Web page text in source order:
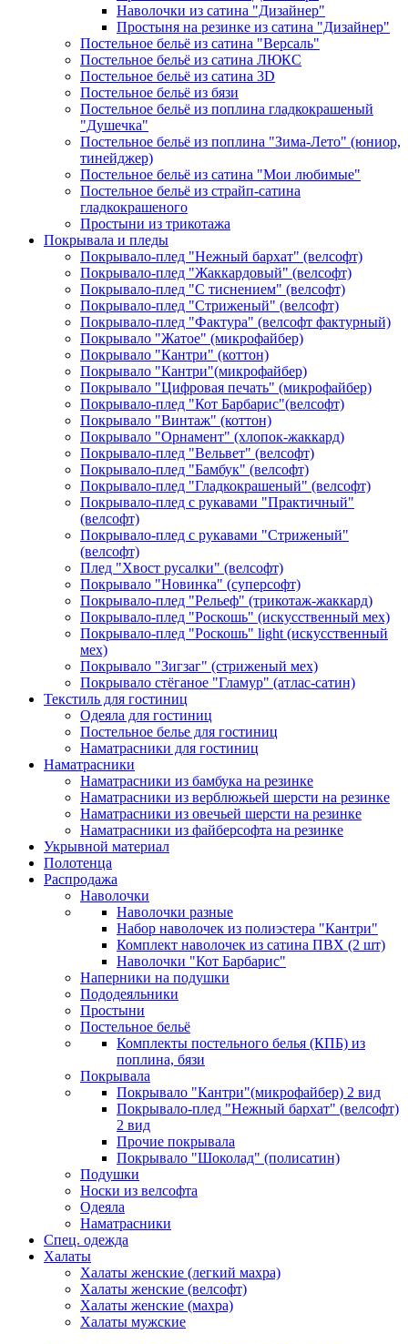
Наволочки из сатина "Дизайнер"
Простыня на резинке из сатина "Дизайнер"
Постельное бельё из сатина "Версаль"
Постельное бельё из сатина ЛЮКС
Постельное бельё из сатина 3D
Постельное бельё из бязи
Постельное бельё из поплина гладкокрашеный
"Душечка"
Постельное бельё из поплина "Зима-Лето" (юниор,
тинейджер)
Постельное бельё из сатина "Мои любимые"
Постельное бельё из страйп-сатина
гладкокрашеного
Простыни из трикотажа
Покрывала и пледы
Покрывало-плед "Нежный бархат" (велсофт)
Покрывало-плед "Жаккардовый" (велсофт)
Покрывало-плед "С тиснением" (велсофт)
Покрывало-плед "Стриженый" (велсофт)
Покрывало-плед "Фактура" (велсофт фактурный)
Покрывало "Жатое" (микрофайбер)
Покрывало "Кантри" (коттон)
Покрывало "Кантри"(микрофайбер)
Покрывало "Цифровая печать" (микрофайбер)
Покрывало-плед "Кот Барбарис"(велсофт)
Покрывало "Винтаж" (коттон)
Покрывало "Орнамент" (хлопок-жаккард)
Покрывало-плед "Вельвет" (велсофт)
Покрывало-плед "Бамбук" (велсофт)
Покрывало-плед "Гладкокрашеный" (велсофт)
Покрывало-плед с рукавами "Практичный"
(велсофт)
Покрывало-плед с рукавами "Стриженый"
(велсофт)
Плед "Хвост русалки" (велсофт)
Покрывало "Новинка" (суперсофт)
Покрывало-плед "Рельеф" (трикотаж-жаккард)
Покрывало-плед "Роскошь" (искусственный мех)
Покрывало-плед "Роскошь" light (искусственный
мех)
Покрывало "Зигзаг" (стриженый мех)
Покрывало стёганое "Гламур" (атлас-сатин)
Текстиль для гостиниц
Одеяла для гостиниц
Постельное белье для гостиниц
Наматрасники для гостиниц
Наматрасники
Наматрасники из бамбука на резинке
Наматрасники из верблюжьей шерсти на резинке
Наматрасники из овечьей шерсти на резинке
Наматрасники из файберсофта на резинке
Укрывной материал
Полотенца
Распродажа
Наволочки
Наволочки разные
Набор наволочек из полиэстера "Кантри"
Комплект наволочек из сатина ПВХ (2 шт)
Наволочки "Кот Барбарис"
Наперники на подушки
Пододеяльники
Простыни
Постельное бельё
Комплекты постельного белья (КПБ) из
поплина, бязи
Покрывала
Покрывало "Кантри"(микрофайбер) 2 вид
Покрывало-плед "Нежный бархат" (велсофт)
2 вид
Прочие покрывала
Покрывало "Шоколад" (полисатин)
Подушки
Носки из велсофта
Одеяла
Наматрасники
Спец. одежда
Халаты
Халаты женские (легкий махра)
Халаты женские (велсофт)
Халаты женские (махра)
Халаты мужские